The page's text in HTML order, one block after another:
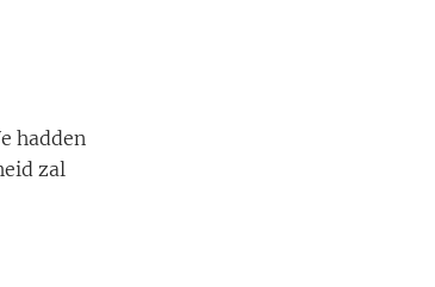
hadden
zal